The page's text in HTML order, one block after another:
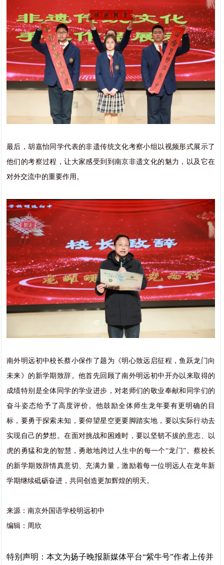
最后，胡嘉怡同学代表的非遗传统文化考察小组以视频形式展示了
他们的考察过程，让大家感受到到南京非遗文化的魅力，以及它在
对外交流中的重要作用。
南外明远初中校长蔡小保作了题为《明心致远启征程，鱼跃龙门向
未来》的新学期致辞。他首先回顾了南外明远初中开办以来取得的
成绩特别是全体同学的学业进步，对老师们的敬业奉献和同学们的
奋斗姿态给予了高度评价。他鼓励全体师生龙年要有更明确的目
标，要勇于探索未知，要仰望星空更要脚踏实地，要以实际行动去
实现自己的梦想。在面对挑战和困难时，要以坚韧不拔的意志、以
虎的勇猛和龙的智慧，勇敢地跨过人生中的每一个“龙门”。蔡校长
的新学期致辞情真意切、充满力量，激励着每一位明远人在龙年新
学期继续砥砺奋进，共同创造更加辉煌的明天。
来源：南京外国语学校明远初中
编辑：周欣
特别声明：本文为扬子晚报新媒体平台“紫牛号”作者上传并